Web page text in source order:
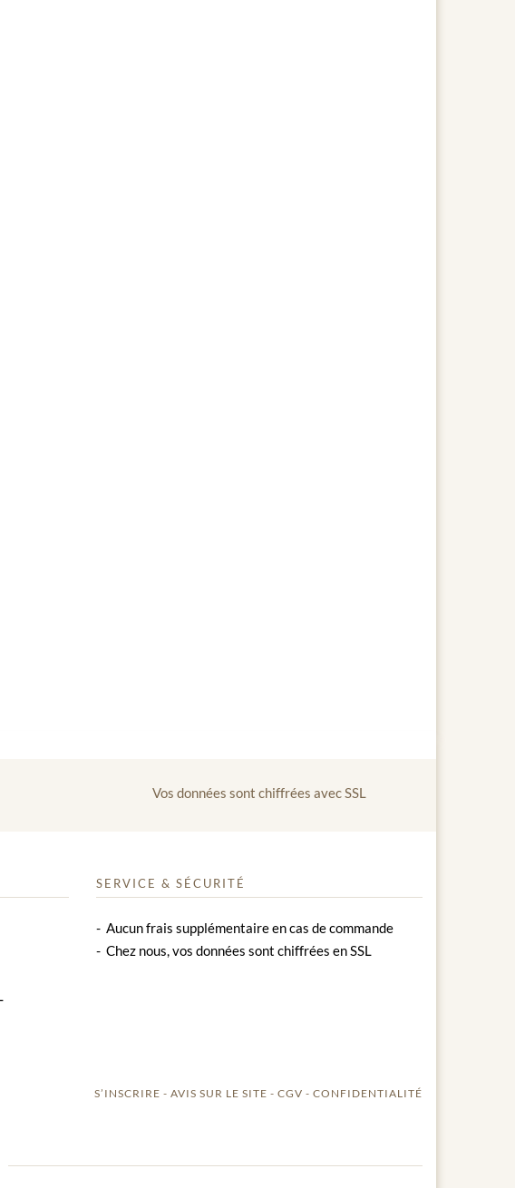
Vos données sont chiffrées avec SSL
SERVICE & SÉCURITÉ
Aucun frais supplémentaire en cas de commande
Chez nous, vos données sont chiffrées en SSL
S’INSCRIRE AVIS SUR LE SITE CGV CONFIDENTIALITÉ